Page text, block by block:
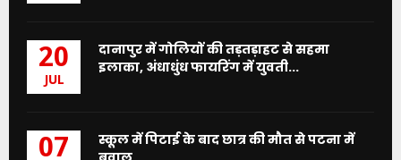
20
JUL
दानापुर में गोलियों की तड़तड़ाहट से सहमा
इलाका, अंधाधुंध फायरिंग में युवती...
07
स्कूल में पिटाई के बाद छात्र की मौत से पटना में